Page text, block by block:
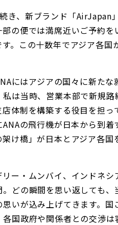
き、新ブランド「AirJapan
の便では満席近いご予約を
。この十数年でアジア各国
にはアジアの国々に新たな
は当時、営業本部で新規路
体制を構築する役目を担っ
の飛行機が日本から到着
け橋」が日本とアジア各国
ー・ムンバイ、インドネシ
どの瞬間を思い返しても、
いが込み上げてきます。国
国政府や関係者との交渉は